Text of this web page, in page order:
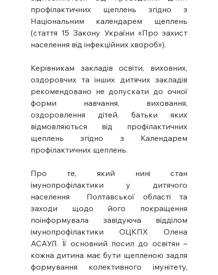
профілактичних щеплень згідно з
Національним календарем щеплень
(стаття 15 Закону України «Про захист
населення від інфекційних хвороб»).
Керівникам закладів освіти, виховних,
оздоровчих та інших дитячих закладів
рекомендовано не допускати до очної
форми навчання, виховання,
оздоровлення дітей, батьки яких
відмовляються від профілактичних
щеплень згідно з Календарем
профілактичних щеплень.
Про те, який нині стан
імунопрофілактики у дитячого
населення  Полтавської області та
заходи щодо його покращення
поінформувала завідуюча відділом
імунопрофілактики ОЦКПХ Олена
АСАУЛ. Її основний посил до освітян –
кожна дитина має бути щепленою задля
формування колективного імунітету,